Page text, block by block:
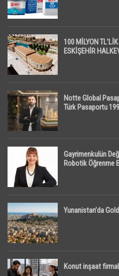
100 MİLYON
ESKİŞEHİR
Notte Global
Türk Pasaportu
Gayrimenkulün
Robotik Öğrenme
Yunanistan’da
Konut inşaat